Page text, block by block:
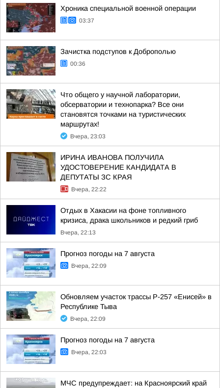
Хроника специальной военной операции
03:37
Зачистка подступов к Доброполью
00:36
Что общего у научной лаборатории,
обсерватории и технопарка? Все они
становятся точками на туристических
маршрутах!
Вчера, 23:03
ИРИНА ИВАНОВА ПОЛУЧИЛА
УДОСТОВЕРЕНИЕ КАНДИДАТА В
ДЕПУТАТЫ ЗС КРАЯ
Вчера, 22:22
Отдых в Хакасии на фоне топливного
кризиса, драка школьников и редкий гриб
Вчера, 22:13
Прогноз погоды на 7 августа
Вчера, 22:09
Обновляем участок трассы Р-257 «Енисей» в
Республике Тыва
Вчера, 22:09
Прогноз погоды на 7 августа
Вчера, 22:03
МЧС предупреждает: на Красноярский край